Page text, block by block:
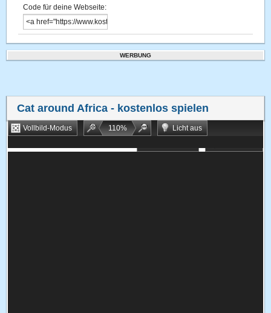
Code für deine Webseite:
WERBUNG
Cat around Africa - kostenlos spielen
Vollbild-Modus 110%
Licht aus